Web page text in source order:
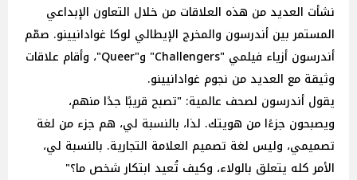
نشأت العديد من هذه العلاقات من خلال التعاون الإبداعي
المستمر بين أندرسون والمخرج الإيطالي لوكا غوادانيينو. صمّم
أندرسون أزياء فيلمي "Challengers" و"Queer"، وأقام علاقات
وثيقة مع العديد من نجوم غوادانيينو.
يقول أندرسون لصحف عالمية: "تصبح قريبًا جدًا منهم،
ويصبحون جزءًا من هويتك. لذا، بالنسبة لي، هم جزء من لغة
تصميمي، وليس لغة تصميم العلامة التجارية. بالنسبة لي،
الأمر كله يتعلق بالولاء، وكيف تُعيد ابتكار شخص ما؟"